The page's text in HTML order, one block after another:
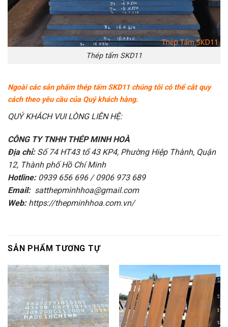
Thép tấm SKD11
Ngoài các sản phẩm thép tấm SKD11 chúng tôi có thể cắt quy
cách theo yêu cầu của Quý khách hàng.
QUÝ KHÁCH VUI LÒNG LIÊN HỆ:
CÔNG TY TNHH THÉP MINH HOÀ
Địa chỉ:Số 74 HT43 tổ 43 KP4, Phường Hiệp Thành, Quận
12, Thành phố Hồ Chí Minh
Hotline: 0939 656 696 / 0906 973 689
Email:satthepminhhoa@gmail.com
Web: https://thepminhhoa.com.vn/
SẢN PHẨM TƯƠNG TỰ